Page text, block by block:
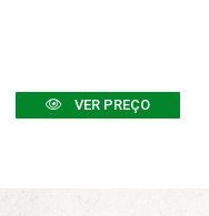
VER PREÇO